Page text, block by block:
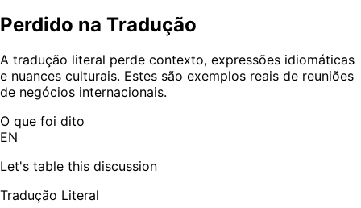
Perdido na Tradução
A tradução literal perde contexto, expressões idiomáticas
e nuances culturais. Estes são exemplos reais de reuniões
de negócios internacionais.
O que foi dito
EN
Let's table this discussion
Tradução Literal